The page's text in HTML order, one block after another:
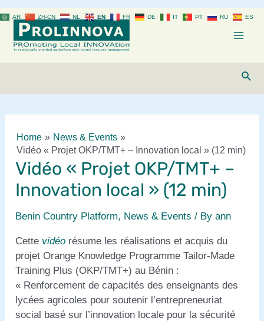
to
content
Home
News & Events
Vidéo « Projet OKP/TMT+ – Innovation local » (12 min)
Vidéo « Projet OKP/TMT+ –
Innovation local » (12 min)
Benin Country Platform, News & Events / Byann
Cette vidéo résume les réalisations et acquis du
projet Orange Knowledge Programme Tailor-Made
Training Plus (OKP/TMT+) au Bénin :
« Renforcement de capacités des enseignants des
lycées agricoles pour soutenir l’entrepreneuriat
social basé sur l’innovation locale pour la sécurité
AR ZH-CN NL EN FR DE IT PT RU ES